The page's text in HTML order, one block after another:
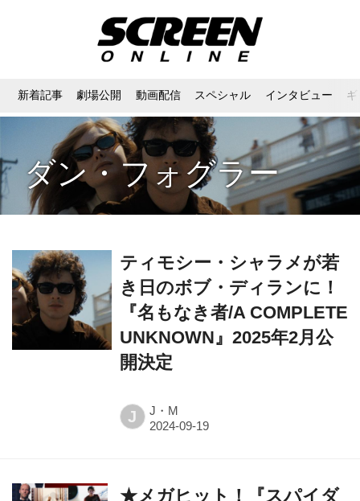
新着記事 劇場公開 動画配信 スペシャル インタビュー
ダン・フォグラー
ティモシー・シャラメが若
き日のボブ・ディランに！
『名もなき者/A COMPLETE
UNKNOWN』2025年2月公
開決定
J J・M
★メガヒット！『スパイダ